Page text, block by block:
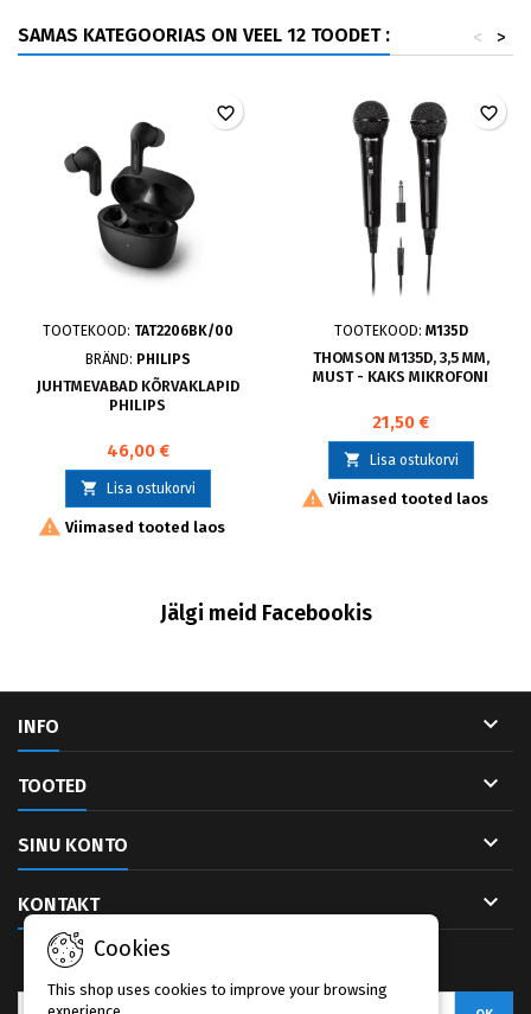
SAMAS KATEGOORIAS ON VEEL 12 TOODET : >
<
TOOTEKOOD: TAT2206BK/00
BRÄND: PHILIPS
JUHTMEVABAD KÕRVAKLAPID
PHILIPS
46,00 €
 Lisa ostukorvi
 Viimased tooted laos
favorite_border
TOOTEKOOD: M135D
THOMSON M135D, 3,5 MM,
MUST - KAKS MIKROFONI
21,50 €
 Lisa ostukorvi
 Viimased tooted laos
favorite_border
Jälgi meid Facebookis
INFO 
TOOTED 
SINU KONTO 
KONTAKT 
Cookies
This shop uses cookies to improve your browsing